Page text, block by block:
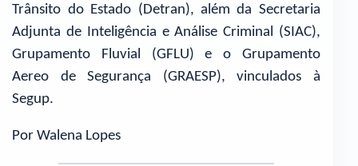
Trânsito do Estado (Detran), além da Secretaria
Adjunta de Inteligência e Análise Criminal (SIAC),
Grupamento Fluvial (GFLU) e o Grupamento
Aereo de Segurança (GRAESP), vinculados à
Segup.
Por Walena Lopes